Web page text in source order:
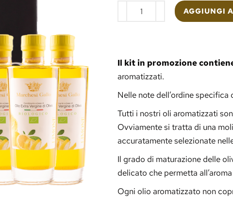
AGGIUNGI
Il kit in promozione
aromatizzati.
Nelle note dell’ordine
Tutti i nostri oli aromatizzati
Ovviamente si tratta di una
accuratamente selezionate
Il grado di maturazione delle
delicato che permetta
Ogni olio aromatizzato non